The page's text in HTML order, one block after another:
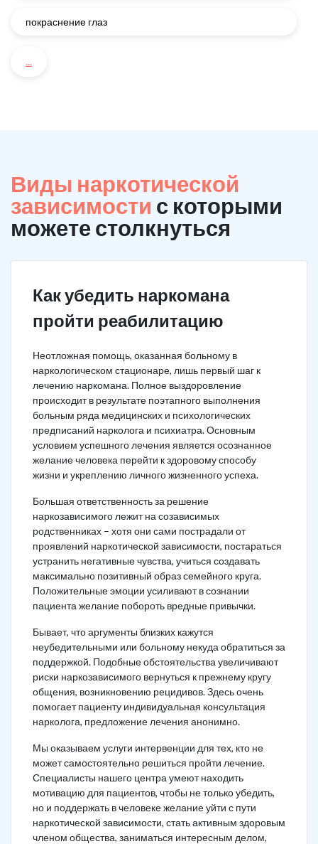
покраснение глаз
...
Виды наркотической
зависимости с которыми
можете столкнуться
Как убедить наркомана
пройти реабилитацию
Неотложная помощь, оказанная больному в
наркологическом стационаре, лишь первый шаг к
лечению наркомана. Полное выздоровление
происходит в результате поэтапного выполнения
больным ряда медицинских и психологических
предписаний нарколога и психиатра. Основным
условием успешного лечения является осознанное
желание человека перейти к здоровому способу
жизни и укреплению личного жизненного успеха.
Большая ответственность за решение
наркозависимого лежит на созависимых
родственниках – хотя они сами пострадали от
проявлений наркотической зависимости, постараться
устранить негативные чувства, учиться создавать
максимально позитивный образ семейного круга.
Положительные эмоции усиливают в сознании
пациента желание побороть вредные привычки.
Бывает, что аргументы близких кажутся
неубедительными или больному некуда обратиться за
поддержкой. Подобные обстоятельства увеличивают
риски наркозависимого вернуться к прежнему кругу
общения, возникновению рецидивов. Здесь очень
помогает пациенту индивидуальная консультация
нарколога, предложение лечения анонимно.
Мы оказываем услуги интервенции для тех, кто не
может самостоятельно решиться пройти лечение.
Специалисты нашего центра умеют находить
мотивацию для пациентов, чтобы не только убедить,
но и поддержать в человеке желание уйти с пути
наркотической зависимости, стать активным здоровым
членом общества, заниматься интересным делом,